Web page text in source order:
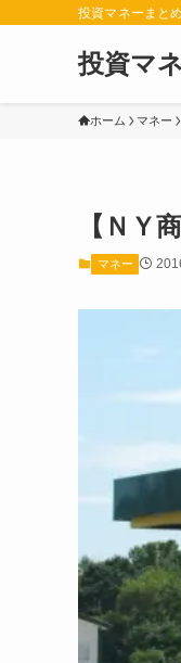
投資マネーまと
投資マ
ホーム マネー
【ＮＹ
マネー